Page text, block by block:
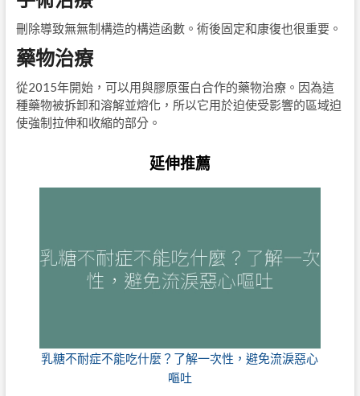
刪除導致無無制構造的構造函數。術後固定和康復也很重要。
藥物治療
從2015年開始，可以用與膠原蛋白合作的藥物治療。因為這
種藥物被拆卸和溶解並熔化，所以它用於迫使受影響的區域迫
使強制拉伸和收縮的部分。
延伸推薦
乳糖不耐症不能吃什麼？了解一次性，避免流淚惡心
嘔吐